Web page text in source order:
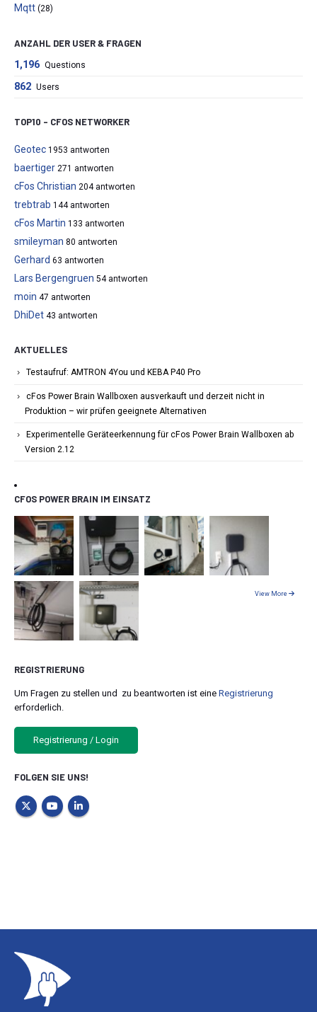
Mqtt (28)
ANZAHL DER USER & FRAGEN
1,196 Questions
862 Users
TOP10 – CFOS NETWORKER
Geotec 1953 antworten
baertiger 271 antworten
cFos Christian 204 antworten
trebtrab 144 antworten
cFos Martin 133 antworten
smileyman 80 antworten
Gerhard 63 antworten
Lars Bergengruen 54 antworten
moin 47 antworten
DhiDet 43 antworten
AKTUELLES
Testaufruf: AMTRON 4You und KEBA P40 Pro
cFos Power Brain Wallboxen ausverkauft und derzeit nicht in
Produktion – wir prüfen geeignete Alternativen
Experimentelle Geräteerkennung für cFos Power Brain Wallboxen ab
Version 2.12
CFOS POWER BRAIN IM EINSATZ
View More
REGISTRIERUNG
Um Fragen zu stellen und zu beantworten ist eine Registrierung
erforderlich.
Registrierung / Login
FOLGEN SIE UNS!